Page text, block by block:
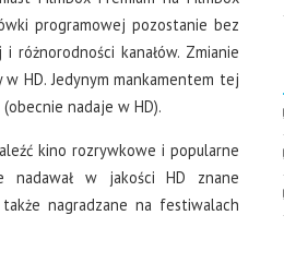
programowej pozostanie bez
kanałów. Zmianie
HD. Jedynym mankamentem tej
nadaje w HD).
kino rozrywkowe i popularne
nadawał w jakości HD znane
nagradzane na festiwalach